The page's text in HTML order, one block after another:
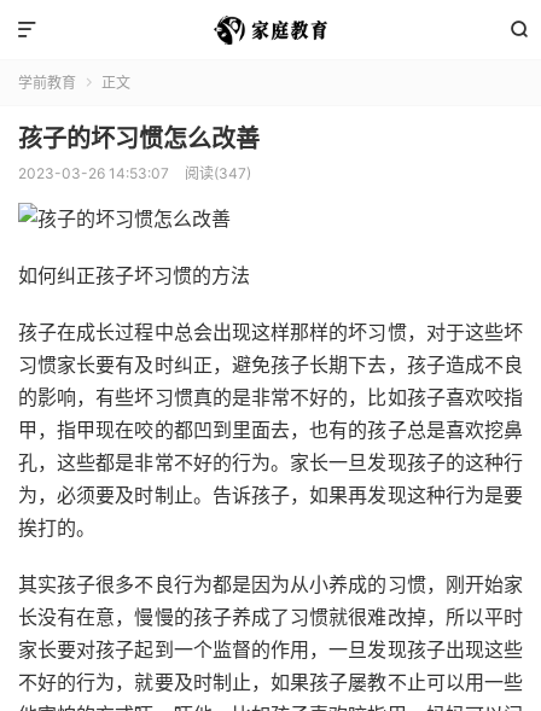


学前教育  正文
孩子的坏习惯怎么改善
2023-03-26 14:53:07 阅读(347)
如何纠正孩子坏习惯的方法
孩子在成长过程中总会出现这样那样的坏习惯，对于这些坏
习惯家长要有及时纠正，避免孩子长期下去，孩子造成不良
的影响，有些坏习惯真的是非常不好的，比如孩子喜欢咬指
甲，指甲现在咬的都凹到里面去，也有的孩子总是喜欢挖鼻
孔，这些都是非常不好的行为。家长一旦发现孩子的这种行
为，必须要及时制止。告诉孩子，如果再发现这种行为是要
挨打的。
其实孩子很多不良行为都是因为从小养成的习惯，刚开始家
长没有在意，慢慢的孩子养成了习惯就很难改掉，所以平时
家长要对孩子起到一个监督的作用，一旦发现孩子出现这些
不好的行为，就要及时制止，如果孩子屡教不止可以用一些